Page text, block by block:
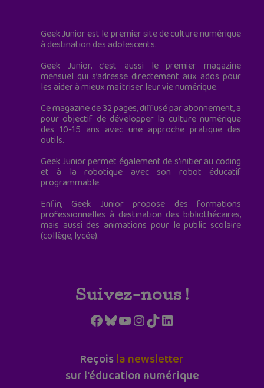
Geek Junior est le premier site de culture numérique
à destination des adolescents.
Geek Junior, c’est aussi le premier magazine
mensuel qui s’adresse directement aux ados pour
les aider à mieux maîtriser leur vie numérique.
Ce magazine de 32 pages, diffusé par abonnement, a
pour objectif de développer la culture numérique
des 10-15 ans avec une approche pratique des
outils.
Geek Junior permet également de s'initier au coding
et à la robotique avec son robot éducatif
programmable.
Enfin, Geek Junior propose des formations
professionnelles à destination des bibliothécaires,
mais aussi des animations pour le public scolaire
(collège, lycée).
Suivez-nous !
Facebook
Bluesky
YouTube
Instagram
TikTokLinkedIn
Reçoisla newsletter
sur l'éducation numérique